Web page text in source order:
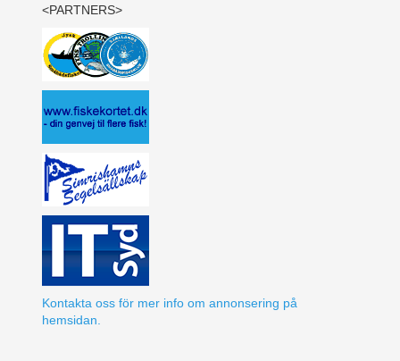
<PARTNERS>
Kontakta oss för mer info om annonsering på
hemsidan.